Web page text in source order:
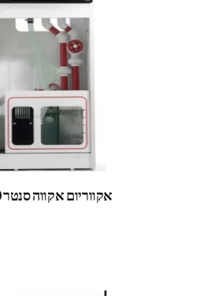
אקווריום אקווה סנטר Q60 לבן